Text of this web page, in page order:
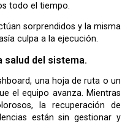
todo el tiempo.
culpa a la ejecución.
salud del sistema.
el equipo avanza. Mientras
la recuperación de
están sin gestionar y